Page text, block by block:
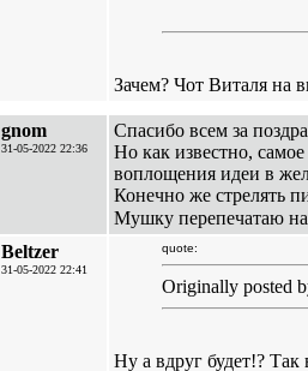
Зачем? Чот Виталя на
gnom
31-05-2022 22:36
Спасибо всем за
Но как известно,
воплощения идеи в
Конечно же стрелять
Мушку перепечатаю
Beltzer
31-05-2022 22:41
quote:
Originally posted
Ну а вдруг будет!?